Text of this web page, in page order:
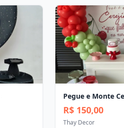
Pegue e Monte
R$ 150,00
Thay Decor